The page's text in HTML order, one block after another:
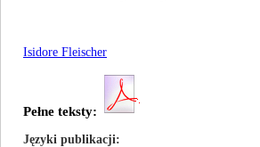
Isidore Fleischer
Pełne teksty:
Języki publikacji